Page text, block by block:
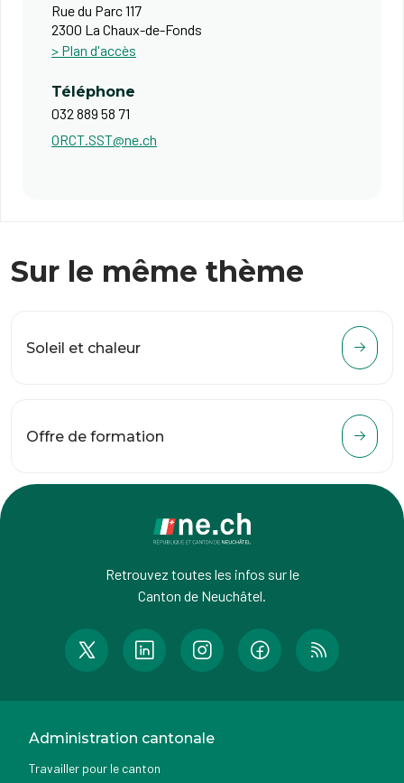
Rue du Parc 117
2300 La Chaux-de-Fonds
> Plan d'accès
Téléphone
032 889 58 71
ORCT.SST@ne.ch
Sur le même thème
Soleil et chaleur
Offre de formation
Retrouvez toutes les infos sur le
Canton de Neuchâtel.
Administration cantonale
Travailler pour le canton